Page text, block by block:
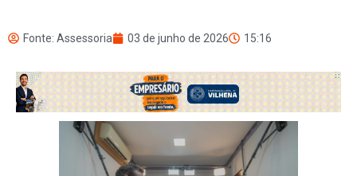
Fonte: Assessoria 03 de junho de 2026 15:16